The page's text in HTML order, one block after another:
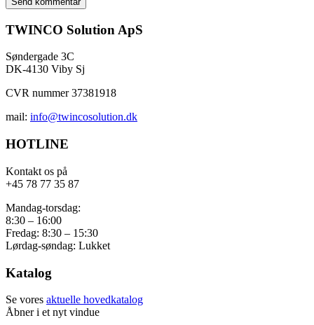
TWINCO Solution ApS
Søndergade 3C
DK-4130 Viby Sj
CVR nummer 37381918
mail: info@twincosolution.dk
HOTLINE
Kontakt os på
+45 78 77 35 87
Mandag-torsdag:
8:30 – 16:00
Fredag: 8:30 – 15:30
Lørdag-søndag: Lukket
Katalog
Se vores aktuelle hovedkatalog
Åbner i et nyt vindue